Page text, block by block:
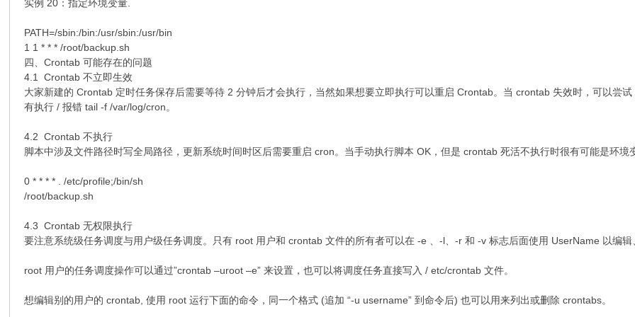
实例 20：指定环境变量.
PATH=/sbin:/bin:/usr/sbin:/usr/bin
1 1 * * * /root/backup.sh
四、Crontab 可能存在的问题
4.1 Crontab 不立即生效
大家新建的 Crontab 定时任务保存后需要等待 2 分钟后才会执行，当然如果想要立即执行可以重启 Crontab。当 crontab 失效时，可以尝
有执行 / 报错 tail -f /var/log/cron。
4.2 Crontab 不执行
脚本中涉及文件路径时写全局路径，更新系统时间时区后需要重启 cron。当手动执行脚本 OK，但是 crontab 死活不执行时很有可能是环
0 * * * * . /etc/profile;/bin/sh
/root/backup.sh
4.3 Crontab 无权限执行
要注意系统级任务调度与用户级任务调度。只有 root 用户和 crontab 文件的所有者可以在 -e 、-l、-r 和 -v 标志后面使用 UserName 以编辑
root 用户的任务调度操作可以通过”crontab –uroot –e” 来设置，也可以将调度任务直接写入 / etc/crontab 文件。
想编辑别的用户的 crontab, 使用 root 运行下面的命令，同一个格式 (追加 “-u username” 到命令后) 也可以用来列出或删除 crontabs。